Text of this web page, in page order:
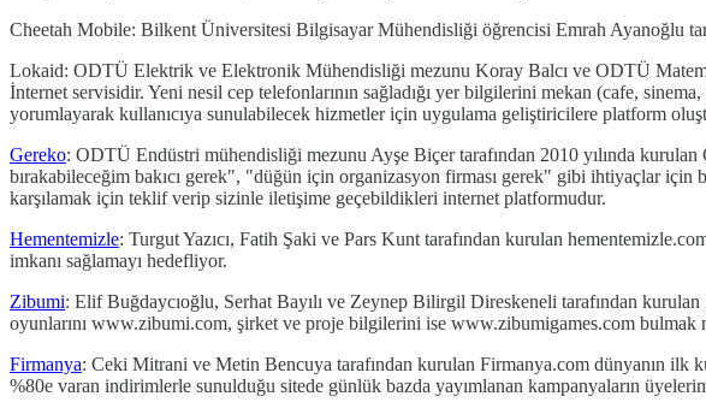
Cheetah Mobile: Bilkent Üniversitesi Bilgisayar Mühendisliği öğrencisi Emrah Ayanoğlu
Lokaid: ODTÜ Elektrik ve Elektronik Mühendisliği mezunu Koray Balcı ve ODTÜ
İnternet servisidir. Yeni nesil cep telefonlarının sağladığı yer bilgilerini mekan (cafe,
yorumlayarak kullanıcıya sunulabilecek hizmetler için uygulama geliştiricilere platform
Gereko: ODTÜ Endüstri mühendisliği mezunu Ayşe Biçer tarafından 2010 yılında
bırakabileceğim bakıcı gerek", "düğün için organizasyon firması gerek" gibi ihtiyaçlar
karşılamak için teklif verip sizinle iletişime geçebildikleri internet platformudur.
Hementemizle: Turgut Yazıcı, Fatih Şaki ve Pars Kunt tarafından kurulan
imkanı sağlamayı hedefliyor.
Zibumi: Elif Buğdaycıoğlu, Serhat Bayılı ve Zeynep Bilirgil Direskeneli tarafından
oyunlarını www.zibumi.com, şirket ve proje bilgilerini ise www.zibumigames.com bulmak
Firmanya: Ceki Mitrani ve Metin Bencuya tarafından kurulan Firmanya.com dünyanın ilk
%80e varan indirimlerle sunulduğu sitede günlük bazda yayımlanan kampanyaların